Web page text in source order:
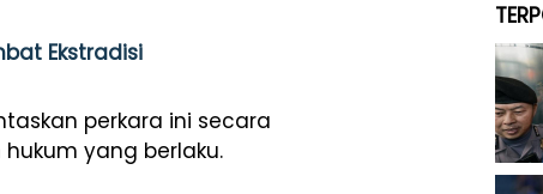
Ekstradisi
perkara ini secara
yang berlaku.